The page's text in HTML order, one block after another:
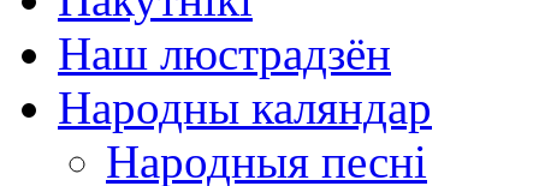
Наш люстрадзён
Народны каляндар
Народныя песні